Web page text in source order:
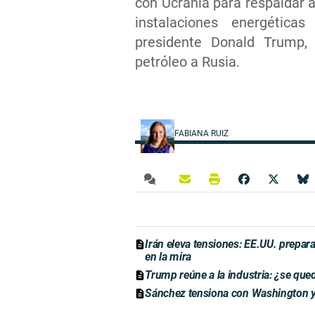
instalaciones
presidente Donald
petróleo a Rusia.
FABIANA RUIZ
Irán eleva tensiones: EE.UU.
en la mira
Trump reúne a la industria: ¿se
Sánchez tensiona con Washington